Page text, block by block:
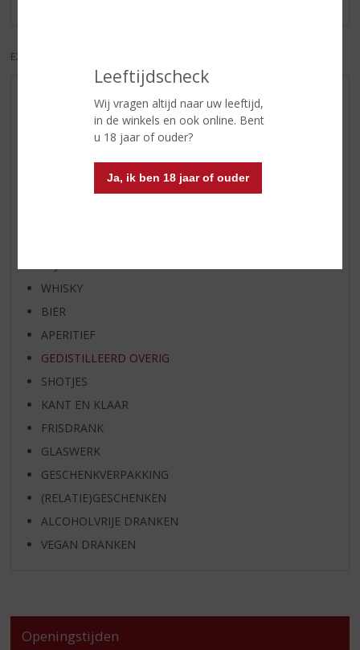
Leeftijdscheck
Wij vragen altijd naar uw leeftijd,
in de winkels en ook online. Bent
u 18 jaar of ouder?
Ja, ik ben 18 jaar of ouder
EXCL. BTW
AANBIEDINGEN
WIJN VAN DE MAAND
WHISKY VAN DE MAAND
RUM VAN DE MAAND
BIER VAN DE MAAND
WHISKY
BIER
APERITIEF
GEDISTILLEERD OVERIG
SHOTJES
KANT EN KLAAR
FRISDRANK
GLASWERK
GESCHENKVERPAKKING
(RELATIE)GESCHENKEN
ALCOHOLVRIJE DRANKEN
VEGAN DRANKEN
Openingstijden